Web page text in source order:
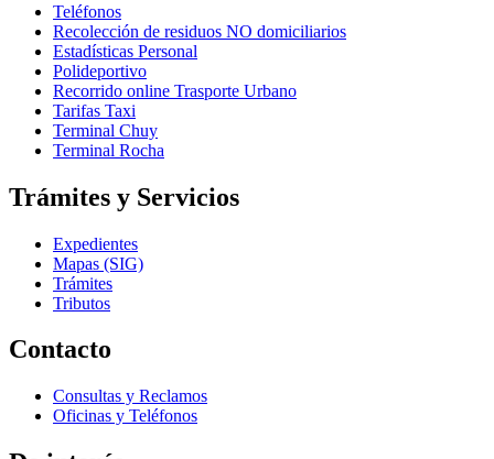
Teléfonos
Recolección de residuos NO domiciliarios
Estadísticas Personal
Polideportivo
Recorrido online Trasporte Urbano
Tarifas Taxi
Terminal Chuy
Terminal Rocha
Trámites y Servicios
Expedientes
Mapas (SIG)
Trámites
Tributos
Contacto
Consultas y Reclamos
Oficinas y Teléfonos